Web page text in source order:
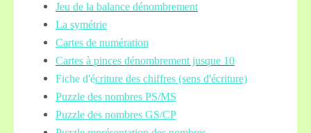
Jeu de la balance dénombrement
La symétrie
Cartes de numération
Cartes à pinces dénombrement jusque 10
Fiche d'écriture des chiffres (sens d'écriture)
Puzzle des nombres PS/MS
Puzzle des nombres GS/CP